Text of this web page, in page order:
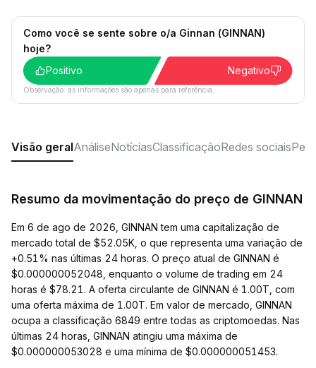
Como você se sente sobre o/a Ginnan (GINNAN)
hoje?
Positivo
Negativo
Observação: as informações são apenas para referência.
Visão geralAnáliseNotíciasClassificaçãoRedes sociais
Resumo da movimentação do preço de GINNAN
Em 6 de ago de 2026, GINNAN tem uma capitalização de
mercado total de $52.05K, o que representa uma variação de
+0.51% nas últimas 24 horas. O preço atual de GINNAN é
$0.000000052048, enquanto o volume de trading em 24
horas é $78.21. A oferta circulante de GINNAN é 1.00T, com
uma oferta máxima de 1.00T. Em valor de mercado, GINNAN
ocupa a classificação 6849 entre todas as criptomoedas. Nas
últimas 24 horas, GINNAN atingiu uma máxima de
$0.000000053028 e uma mínima de $0.000000051453.